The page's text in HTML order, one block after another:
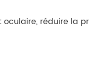
réduire la